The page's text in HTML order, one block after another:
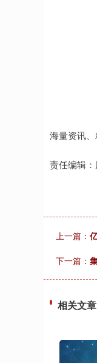
海量资讯
责任编辑
上一篇：
下一篇：
相关文章